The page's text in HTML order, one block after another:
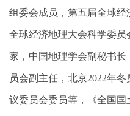
组委会成员，第五届全球
全球经济地理大会科学委
家，中国地理学会副秘书
员会副主任，北京2022年冬
议委员会委员等，《全国国